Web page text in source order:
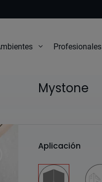
Profesionales
Mystone
Aplicación